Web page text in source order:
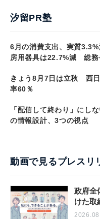
汐留PR塾
6月の消費支出、実質
房用器具は22.7%減 総務
きょう8月7日は立秋 西
率60％
「配信して終わり」にし
の情報設計、3つの視点
動画で見るプレスリ
政府全
けた取